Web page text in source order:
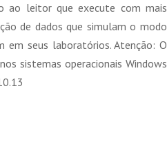
ao leitor que execute com mais
de dados que simulam o modo
em seus laboratórios. Atenção: O
sistemas operacionais Windows